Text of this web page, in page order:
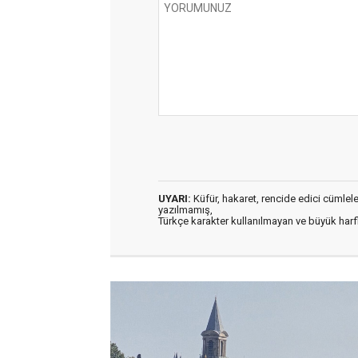
UYARI: Küfür, hakaret, rencide edici
yazılmamış,
Türkçe karakter kullanılmayan ve büyük